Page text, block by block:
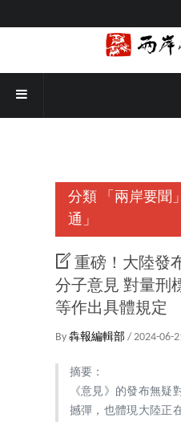
分類 「兩岸要聞」
通」
重磅！大陸發
分子意見 對量刑
等作出具體規定
By 犇報編輯部 / 2024-06-
摘要：
《意見》的發布無疑
撼彈，也體現大陸正